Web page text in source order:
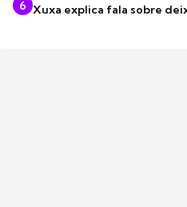
6 Xuxa explica fala sobre